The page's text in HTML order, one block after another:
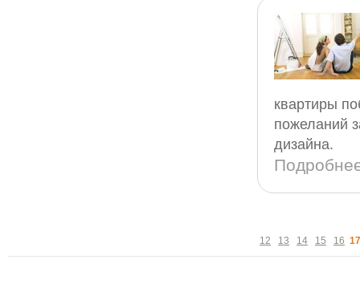
квартиры
пожеланий
дизайна.
12 13 14 15 16 17